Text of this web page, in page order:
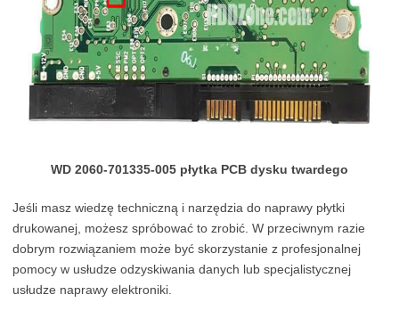
WD 2060-701335-005 płytka PCB dysku twardego
Jeśli masz wiedzę techniczną i narzędzia do naprawy płytki
drukowanej, możesz spróbować to zrobić. W przeciwnym razie
dobrym rozwiązaniem może być skorzystanie z profesjonalnej
pomocy w usłudze odzyskiwania danych lub specjalistycznej
usłudze naprawy elektroniki.